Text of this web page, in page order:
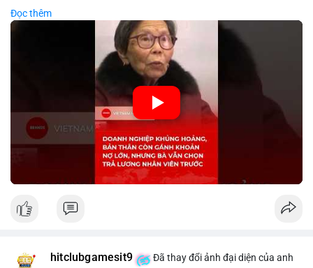
biến động giá digital asset. Bàn vấn chuyển hướng tập trung
vào nhân lực, cho thấy chiến lược giảm chi phí hoặc điều chỉnh
mô hình kinh doanh. Điều này có thể ảnh hưởng đến thị trường
crypto và các doanh nghiệp liên quan trong tương lai.
🎥 Xem video trực tiếp tại:
Nguồn: KIEN THUC KINH TE
Đọc thêm
hitclubgamesit9
Đã thay đổi ảnh đại diện của anh